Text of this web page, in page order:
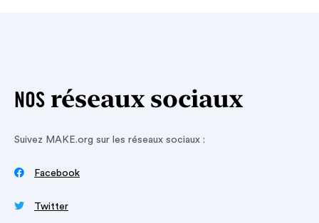
NOS réseaux sociaux
Suivez MAKE.org sur les réseaux sociaux :
 Facebook
 Twitter